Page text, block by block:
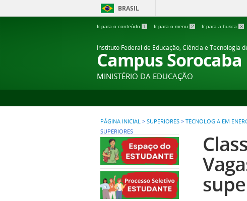
BRASIL
Ir para o conteúdo 1 Ir para o menu 2 Ir para a busca 3
Instituto Federal de Educação, Ciência e Tecnologia
Campus Sorocaba
MINISTÉRIO DA EDUCAÇÃO
PÁGINA INICIAL > SUPERIORES > TECNOLOGIA EM
SUPERIORES